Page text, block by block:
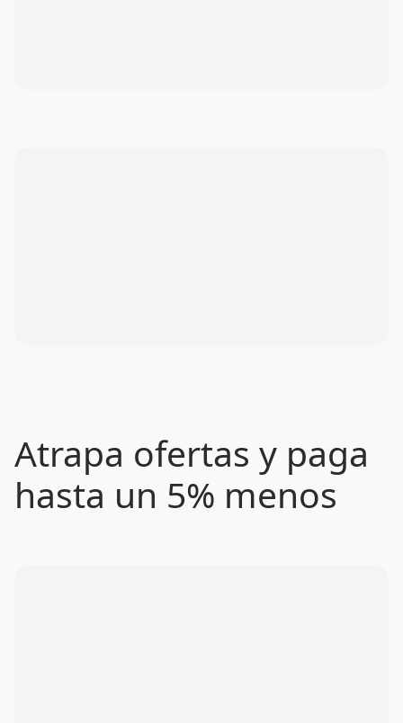
Atrapa ofertas y paga
hasta un 5% menos